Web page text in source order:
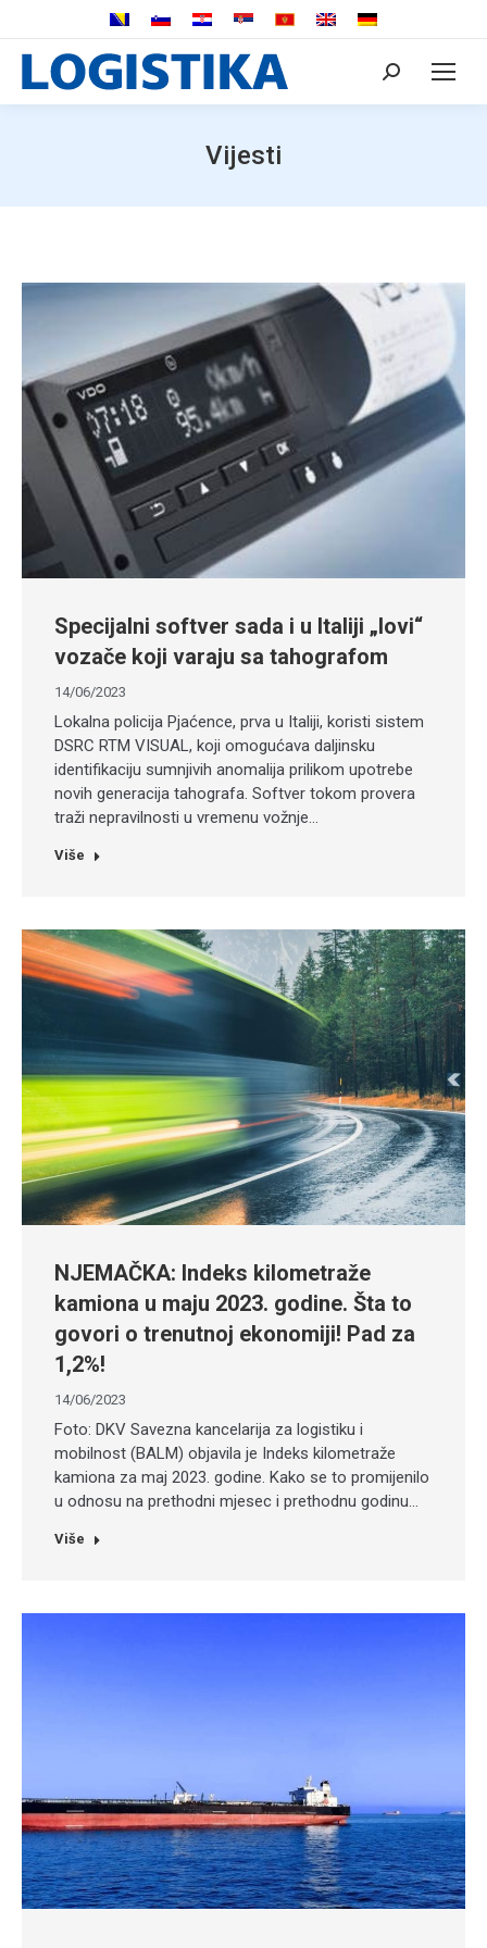
Search:
Vijesti
Specijalni softver sada i u Italiji „lovi“
vozače koji varaju sa tahografom
14/06/2023
Lokalna policija Pjaćence, prva u Italiji, koristi sistem
DSRC RTM VISUAL, koji omogućava daljinsku
identifikaciju sumnjivih anomalija prilikom upotrebe
novih generacija tahografa. Softver tokom provera
traži nepravilnosti u vremenu vožnje…
Više
NJEMAČKA: Indeks kilometraže
kamiona u maju 2023. godine. Šta to
govori o trenutnoj ekonomiji! Pad za
1,2%!
14/06/2023
Foto: DKV Savezna kancelarija za logistiku i
mobilnost (BALM) objavila je Indeks kilometraže
kamiona za maj 2023. godine. Kako se to promijenilo
u odnosu na prethodni mjesec i prethodnu godinu…
Više